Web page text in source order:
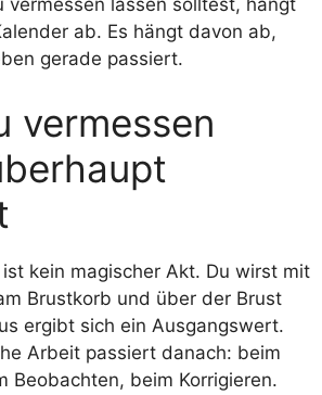
ab. Es hängt davon ab,
gerade passiert.
vermessen
ist kein magischer Akt. Du wirst mit
Brustkorb und über der Brust
ergibt sich ein Ausgangswert.
Arbeit passiert danach: beim
Beobachten, beim Korrigieren.